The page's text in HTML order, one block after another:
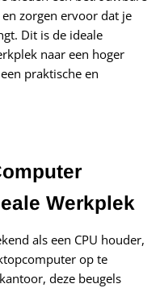
zorgen ervoor dat je
Dit is de ideale
naar een hoger
praktische en
Werkplek
als een CPU houder,
op te
deze beugels